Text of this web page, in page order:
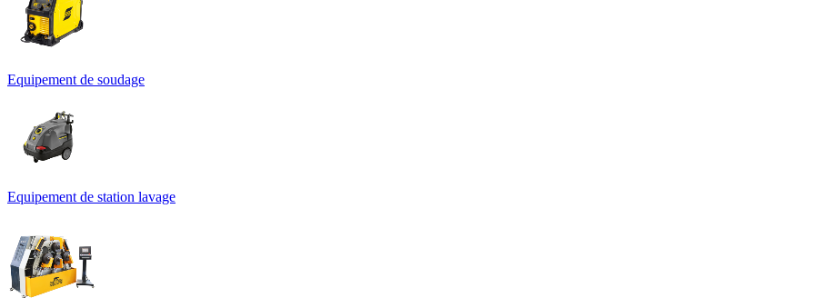
Equipement de soudage
Equipement de station lavage